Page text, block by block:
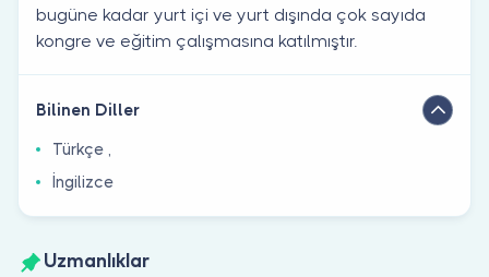
bugüne kadar yurt içi ve yurt dışında çok sayıda
kongre ve eğitim çalışmasına katılmıştır.
Bilinen Diller
Türkçe ,
İngilizce
Uzmanlıklar